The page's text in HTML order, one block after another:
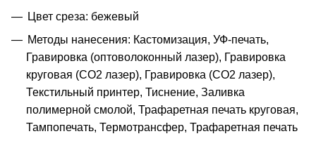
Цвет среза: бежевый
Методы нанесения: Кастомизация, УФ-печать,
Гравировка (оптоволоконный лазер), Гравировка
круговая (CO2 лазер), Гравировка (CO2 лазер),
Текстильный принтер, Тиснение, Заливка
полимерной смолой, Трафаретная печать круговая,
Тампопечать, Термотрансфер, Трафаретная печать